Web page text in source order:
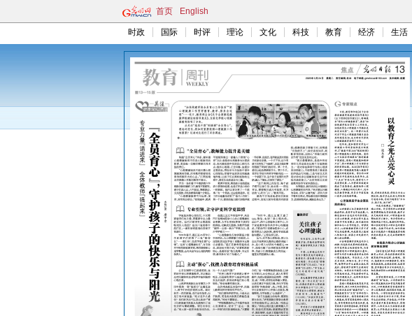
首页 English
时政 国际 时评 理论 文化 科技 教育 经济 生活